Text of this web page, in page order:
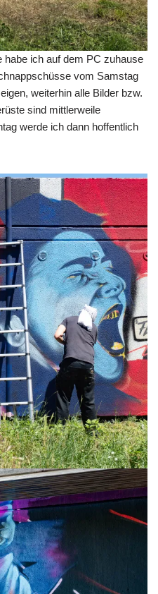
habe ich auf dem PC zuhause
vom Samstag
weiterhin alle Bilder bzw.
sind mittlerweile
werde ich dann hoffentlich